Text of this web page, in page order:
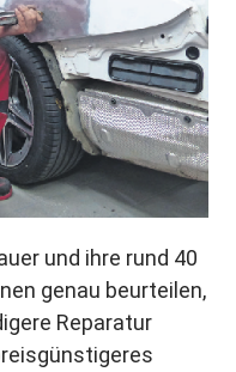
und ihre rund 40
genau beurteilen,
Reparatur